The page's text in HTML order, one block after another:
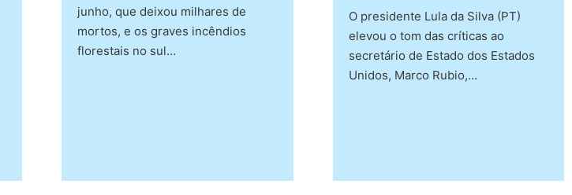
junho, que deixou milhares de
mortos, e os graves incêndios
florestais no sul…
O presidente Lula da Silva (PT)
elevou o tom das críticas ao
secretário de Estado dos Estados
Unidos, Marco Rubio,…